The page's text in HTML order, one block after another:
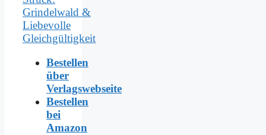
Bestellen
über
Verlagswebseite
Bestellen
bei
Amazon